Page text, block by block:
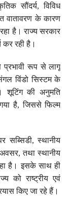
सौंदर्य, विविध
वातावरण के कारण
है। राज्य सरकार
कर रही है।
प्रभावी रूप से लागू
विंडो सिस्टम के
शूटिंग की अनुमति
है, जिससे फिल्म
सब्सिडी, स्थानीय
तथा स्थानीय
है। इसके साथ ही
को राष्ट्रीय एवं
किए जा रहे हैं।